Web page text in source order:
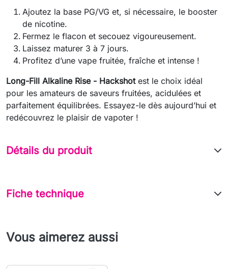
Ajoutez la base PG/VG et, si nécessaire, le booster
de nicotine.
Fermez le flacon et secouez vigoureusement.
Laissez maturer 3 à 7 jours.
Profitez d’une vape fruitée, fraîche et intense !
Long-Fill Alkaline Rise - Hackshotest le choix idéal
pour les amateurs de saveurs fruitées, acidulées et
parfaitement équilibrées. Essayez-le dès aujourd’hui et
redécouvrez le plaisir de vapoter !
Détails du produit
Fiche technique
Vous aimerez aussi